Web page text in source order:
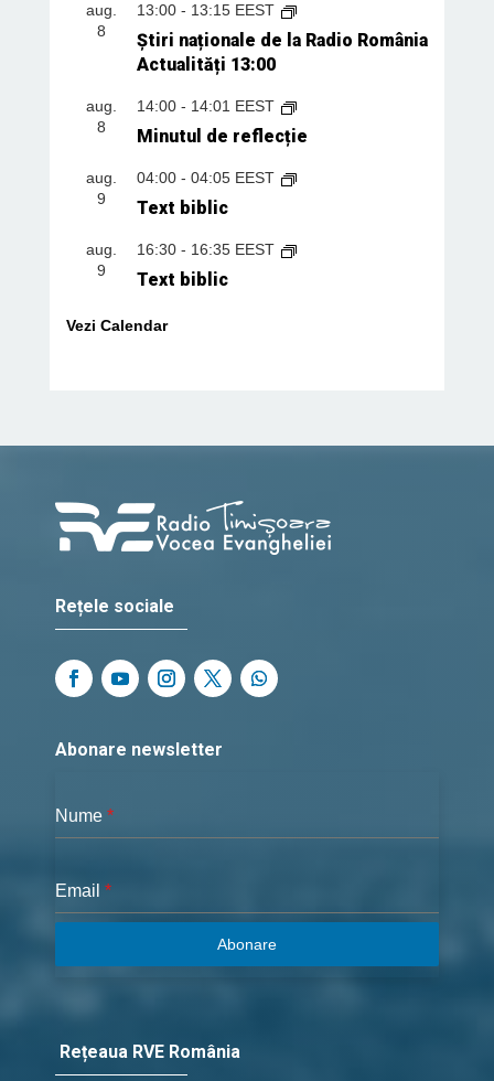
aug.
8
13:00- 13:15 EEST
Știri naționale de la Radio România
Actualități 13:00
aug.
8
14:00- 14:01 EEST
Minutul de reflecție
aug.
9
04:00- 04:05 EEST
Text biblic
aug.
9
16:30- 16:35 EEST
Text biblic
Vezi Calendar
Rețele sociale
Abonare newsletter
Nume *
Email *
Abonare
Rețeaua RVE România